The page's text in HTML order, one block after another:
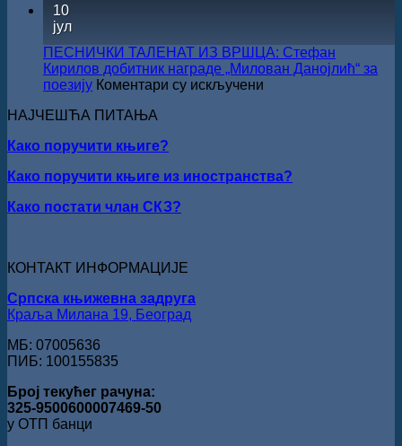
свечано
10
јул
ПЕСНИЧКИ ТАЛЕНАТ ИЗ ВРШЦА: Стефан
Кирилов добитник награде „Милован Данојлић“ за
поезију Коментари су искључени
Кирилов
НАЈЧЕШЋА ПИТАЊА
Како поручити књиге?
Како поручити књиге из иностранства?
Како постати члан СКЗ?
КОНТАКТ ИНФОРМАЦИЈЕ
Српска књижевна задруга
Краља Милана 19, Београд
МБ: 07005636
ПИБ: 100155835
Број текућег рачуна:
325-9500600007469-50
у ОТП банци